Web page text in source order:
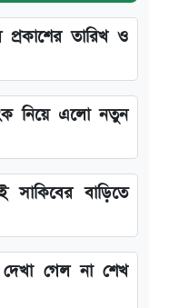
তারিখ ও
নিয়ে এলো নতুন
সাকিবের বাড়িতে
গেল না শেখ